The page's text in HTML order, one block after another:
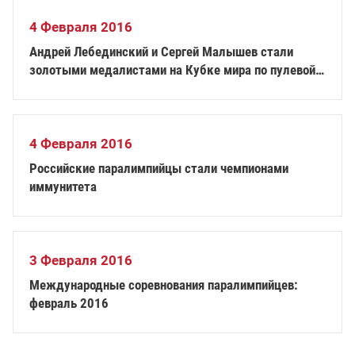
4 Февраля 2016
Андрей Лебединский и Сергей Малышев стали
золотыми медалистами на Кубке мира по пулевой
4 Февраля 2016
Российские паралимпийцы стали чемпионами
иммунитета
3 Февраля 2016
Международные соревнования паралимпийцев:
февраль 2016